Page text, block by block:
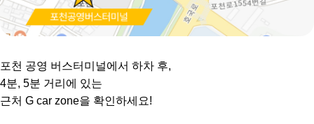
포천 공영 버스터미널에서 하차 후,
4분, 5분 거리에 있는
근처 G car zone을 확인하세요!